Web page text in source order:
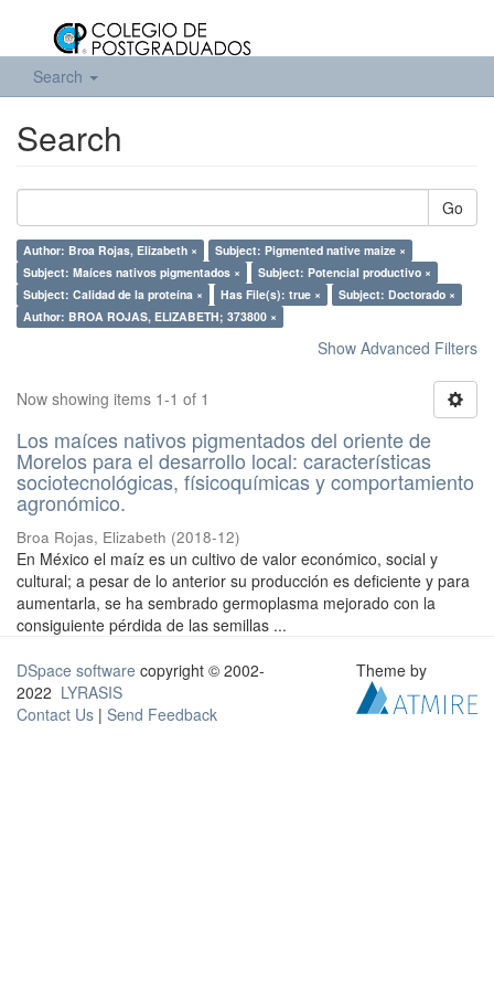
Search
Search
Go
Author: Broa Rojas, Elizabeth ×
Subject: Pigmented native maize ×
Subject: Maíces nativos pigmentados ×
Subject: Potencial productivo ×
Subject: Calidad de la proteína ×
Has File(s): true ×
Subject: Doctorado ×
Author: BROA ROJAS, ELIZABETH; 373800 ×
Show Advanced Filters
Now showing items 1-1 of 1
Los maíces nativos pigmentados del oriente de
Morelos para el desarrollo local: características
sociotecnológicas, físicoquímicas y comportamiento
agronómico.
Broa Rojas, Elizabeth (2018-12)
En México el maíz es un cultivo de valor económico, social y
cultural; a pesar de lo anterior su producción es deficiente y para
aumentarla, se ha sembrado germoplasma mejorado con la
consiguiente pérdida de las semillas ...
DSpace software copyright © 2002-
2022 LYRASIS
Contact Us | Send Feedback
Theme by